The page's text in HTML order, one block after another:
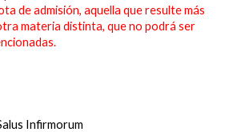
de admisión, aquella que resulte más
materia distinta, que no podrá ser
Infirmorum